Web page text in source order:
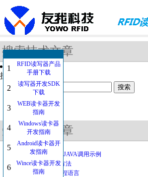
搜索技术文章
搜索的关键字：
受欢迎的文章
RFID读写器函数JAVA调用示例
web读卡器开发方法
IC卡读卡器与编程语言
1
RFID读写器产品
手册下载
2
读写器开发SDK
下载
3
WEB读卡器开发
指南
4
Windows读卡器
开发指南
5
Android读卡器开
发指南
6
Wince读卡器开发
指南